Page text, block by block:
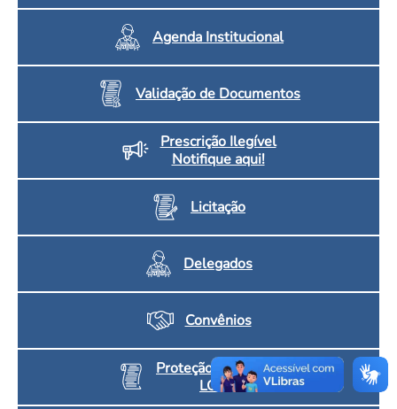
Agenda Institucional
Validação de Documentos
Prescrição Ilegível
Notifique aqui!
Licitação
Delegados
Convênios
Proteção de Dados
LGPD